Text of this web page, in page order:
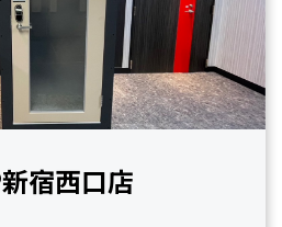
宿西口店